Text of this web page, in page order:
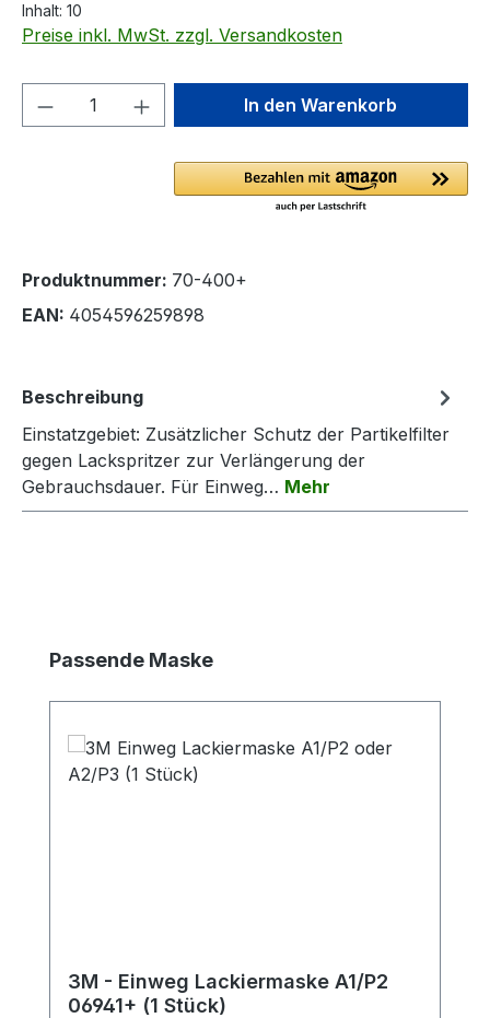
Inhalt: 10
Preise inkl. MwSt. zzgl. Versandkosten
Produkt Anzahl: Gib denIn den Warenkorb
Produktnummer: 70-400+
EAN: 4054596259898
Beschreibung
Einstatzgebiet: Zusätzlicher Schutz der Partikelfilter
gegen Lackspritzer zur Verlängerung der
Gebrauchsdauer. Für Einweg… Mehr
Produktgalerie überspringen
Passende Maske
3M - Einweg Lackiermaske A1/P2
06941+ (1 Stück)